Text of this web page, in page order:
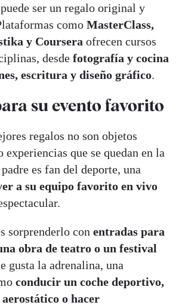
puede ser un regalo original y
como MasterClass,
y Coursera ofrecen cursos
desde fotografía y cocina
escritura y diseño gráfico.
su evento favorito
regalos no son objetos
experiencias que se quedan en la
es fan del deporte, una
a su equipo favorito en vivo
sorprenderlo con entradas para
obra de teatro o un festival
gusta la adrenalina, una
conducir un coche deportivo,
o hacer